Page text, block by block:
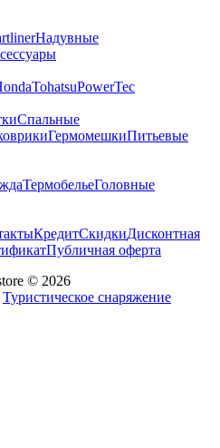
Надувные
TohatsuPowerTec
Спальные
ГермомешкиПитьевые
ТермобельеГоловные
КредитСкидкиДисконтная
Публичная оферта
© 2026
Туристическое снаряжение